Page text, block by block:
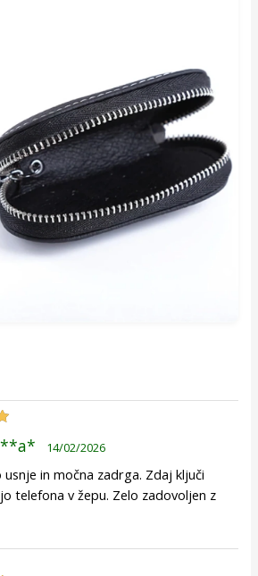
14/02/2026
usnje in močna zadrga. Zdaj ključi
telefona v žepu. Zelo zadovoljen z